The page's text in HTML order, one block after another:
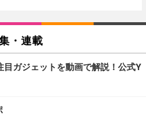
・連載
目ガジェットを動画で解説！公式Y